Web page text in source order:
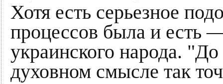
Хотя есть серьезное
процессов была и есть
украинского народа.
духовном смысле так